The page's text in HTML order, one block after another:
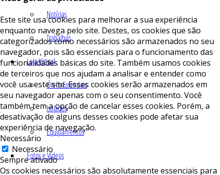
Notícias
Trabalhos
Loja Virtual
Óleos Essenciais
Isolados
Equipamentos
Fotos e Vídeos
Este site usa cookies para melhorar a sua experiência
enquanto navega pelo site. Destes, os cookies que são
categorizados como necessários são armazenados no seu
navegador, pois são essenciais para o funcionamento das
funcionalidades básicas do site. Também usamos cookies
de terceiros que nos ajudam a analisar e entender como
você usa este site. Esses cookies serão armazenados em
seu navegador apenas com o seu consentimento. Você
também tem a opção de cancelar esses cookies. Porém, a
desativação de alguns desses cookies pode afetar sua
experiência de navegação.
Necessário
Necessário
Sempre ativado
Os cookies necessários são absolutamente essenciais para